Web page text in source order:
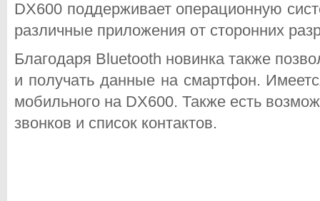
DX600 поддерживает операционную
различные приложения от сторонних
Благодаря Bluetooth новинка также
и получать данные на смартфон.
мобильного на DX600. Также есть
звонков и список контактов.